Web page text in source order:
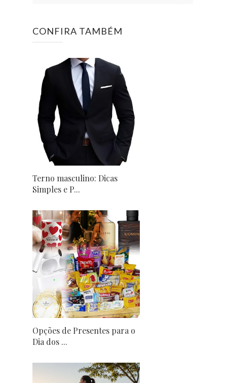
CONFIRA TAMBÉM
Terno masculino: Dicas
Simples e P...
Opções de Presentes para o
Dia dos ...